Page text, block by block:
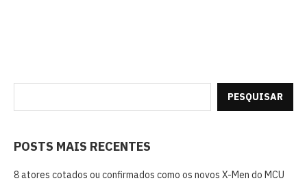
PESQUISAR
POSTS MAIS RECENTES
8 atores cotados ou confirmados como os novos X-Men do MCU